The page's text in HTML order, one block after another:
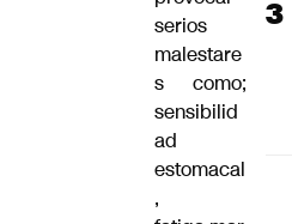
serios
malestare
s como;
sensibilid
ad
estomacal
,